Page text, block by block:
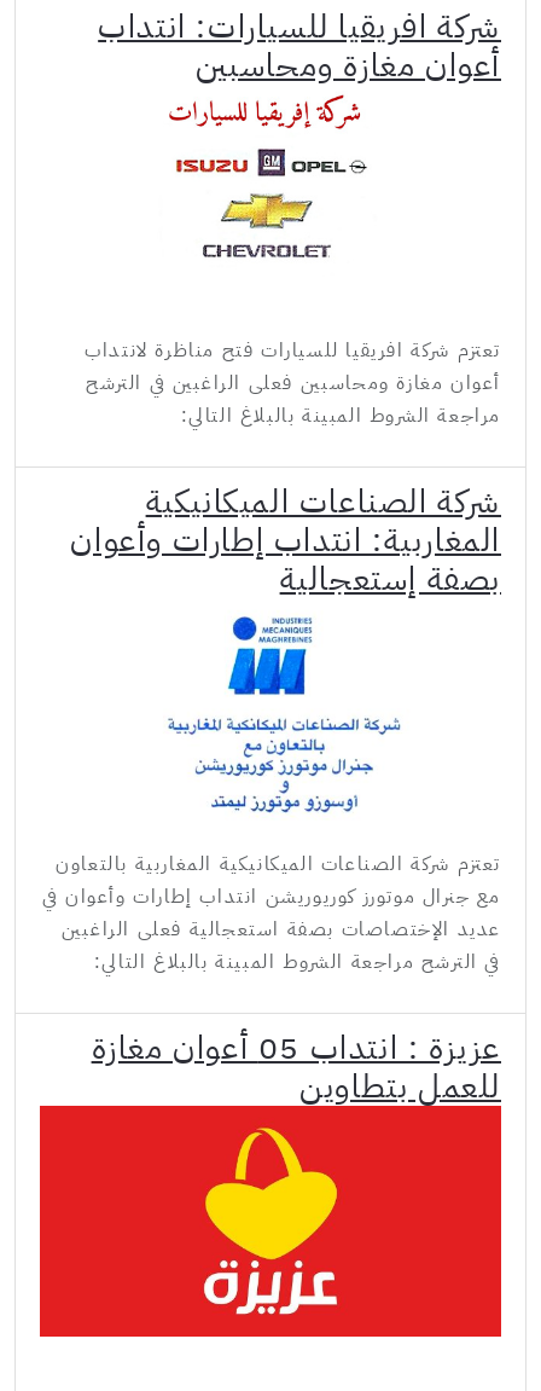
شركة افريقيا للسيارات: انتداب
أعوان مغازة ومحاسبين
تعتزم شركة افريقيا للسيارات فتح مناظرة لانتداب
أعوان مغازة ومحاسبين فعلى الراغبين في الترشح
مراجعة الشروط المبينة بالبلاغ التالي:
شركة الصناعات الميكانيكية
المغاربية: انتداب إطارات وأعوان
بصفة إستعجالية
تعتزم شركة الصناعات الميكانيكية المغاربية بالتعاون
مع جنرال موتورز كوريوريشن انتداب إطارات وأعوان في
عديد الإختصاصات بصفة استعجالية فعلى الراغبين
في الترشح مراجعة الشروط المبينة بالبلاغ التالي:
عزيزة : انتداب 05 أعوان مغازة
للعمل بتطاوين